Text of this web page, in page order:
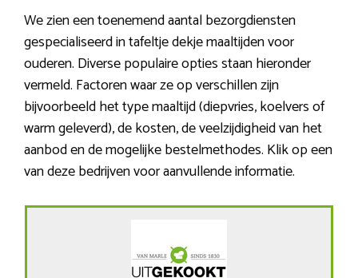
We zien een toenemend aantal bezorgdiensten
gespecialiseerd in tafeltje dekje maaltijden voor
ouderen. Diverse populaire opties staan hieronder
vermeld. Factoren waar ze op verschillen zijn
bijvoorbeeld het type maaltijd (diepvries, koelvers of
warm geleverd), de kosten, de veelzijdigheid van het
aanbod en de mogelijke bestelmethodes. Klik op een
van deze bedrijven voor aanvullende informatie.